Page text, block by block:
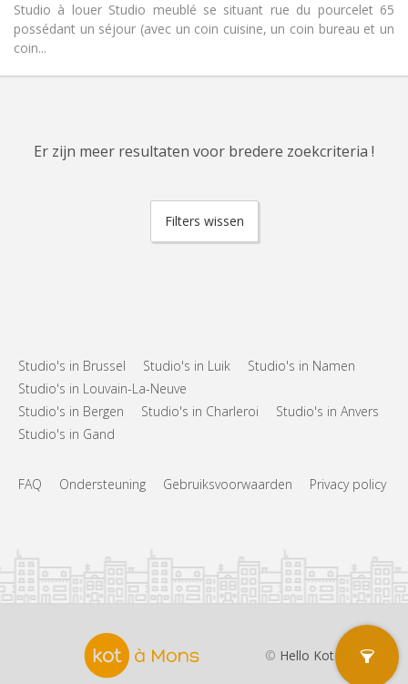
Studio à louer Studio meublé se situant rue du pourcelet 65
possédant un séjour (avec un coin cuisine, un coin bureau et un
coin...
Er zijn meer resultaten voor bredere zoekcriteria !
Filters wissen
Studio's in Brussel Studio's in Luik
Studio's in Namen
Studio's in Louvain-La-Neuve
Studio's in Bergen
Studio's in Charleroi
Studio's in Anvers
Studio's in Gand
FAQ Ondersteuning Gebruiksvoorwaarden Privacy policy
© Hello Kot